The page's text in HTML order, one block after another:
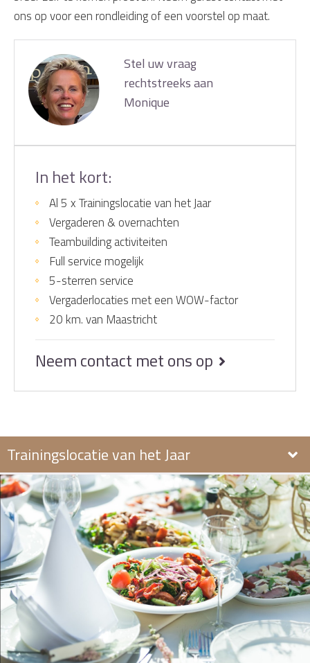
ons op voor een rondleiding of een voorstel op maat.
Stel uw vraag
rechtstreeks aan
Monique
In het kort:
Al 5 x Trainingslocatie van het Jaar
Vergaderen & overnachten
Teambuilding activiteiten
Full service mogelijk
5-sterren service
Vergaderlocaties met een WOW-factor
20 km. van Maastricht
Neem contact met ons op
Trainingslocatie van het Jaar